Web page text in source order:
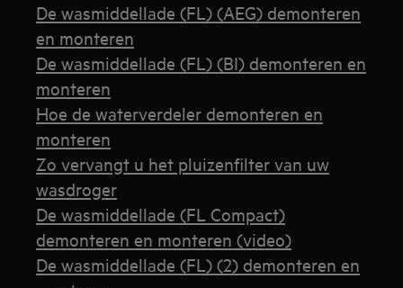
De wasmiddellade (FL) (AEG) demonteren
en monteren
De wasmiddellade (FL) (BI) demonteren en
monteren
Hoe de waterverdeler demonteren en
monteren
Zo vervangt u het pluizenfilter van uw
wasdroger
De wasmiddellade (FL Compact)
demonteren en monteren (video)
De wasmiddellade (FL) (2) demonteren en